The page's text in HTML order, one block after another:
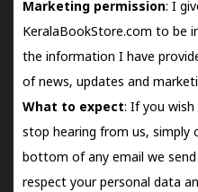
Marketing permission: I
KeralaBookStore.com to be
the information I have
of news, updates and
What to expect: If you
stop hearing from us, simply
bottom of any email we
respect your personal data